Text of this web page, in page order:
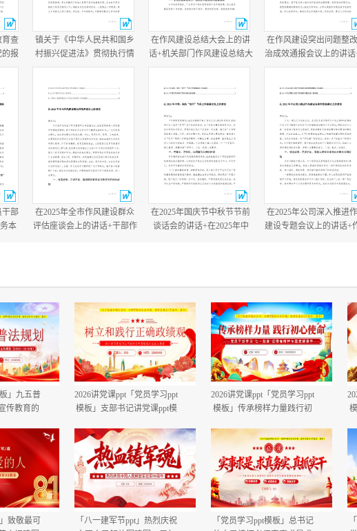
育查
报
报
镇关于《中华人民共和国乡
村振兴促进法》贯彻执行情
况的报告+乡党委书记任职两
报告.docx
在作风建设总结大会上的讲
话+机关部门作风建设总结大
会主持词.docx
在作风建设突出问题整
治成效通报会议上的讲话
作风建设总结大会上的
干部
本
在2025年全市作风建设群众
评估座谈会上的讲话+干部作
在2025年国庆节中秋节节前
谈话会的讲话+在2025年中
在2025年公司深入推进
建设专题会议上的讲话+
」九五普
传教育的
2026讲党课ppt「党员学习ppt
模板」支部书记讲党课ppt模
2026讲党课ppt「党员学习ppt
模板」传承榜样力量践行初
得者精神党课ppt模板「带完
整内容」.pptx
致敬最可
「八一建军节ppt」热烈庆祝
「党员学习ppt模板」总书记